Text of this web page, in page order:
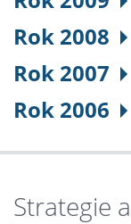
Rok 2008
Rok 2007
Rok 2006
Strategie